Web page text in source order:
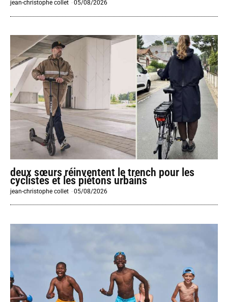
jean-christophe collet -05/08/2026
deux sœurs réinventent le trench pour les
cyclistes et les piétons urbains
jean-christophe collet -05/08/2026